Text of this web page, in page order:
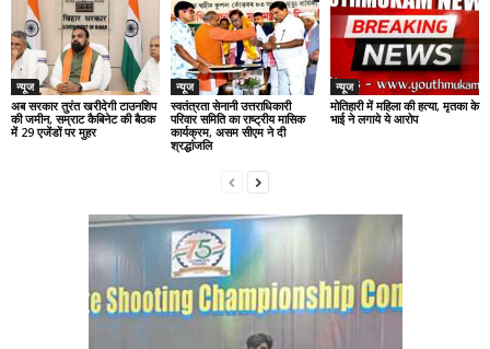
न्यूज
अब सरकार तुरंत खरीदेगी टाउनशिप
की जमीन, सम्राट कैबिनेट की बैठक
में 29 एजेंडों पर मुहर
न्यूज
स्वतंत्रता सेनानी उत्तराधिकारी
परिवार समिति का राष्ट्रीय मासिक
कार्यक्रम, असम सीएम ने दी
श्रद्धांजलि
न्यूज
मोतिहारी में महिला की हत्या, मृतका के
भाई ने लगाये ये आरोप